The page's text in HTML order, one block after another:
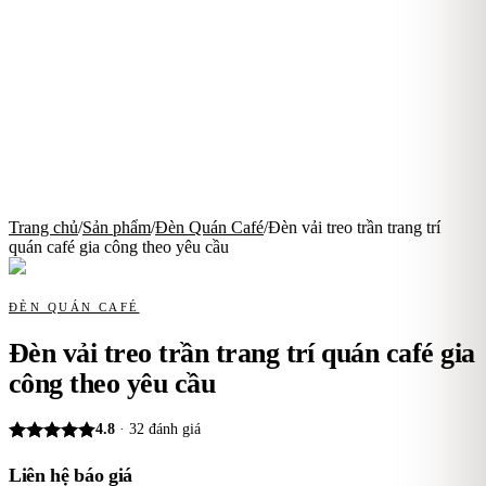
Trang chủ/Sản phẩm/Đèn Quán Café/Đèn vải treo trần trang trí
quán café gia công theo yêu cầu
ĐÈN QUÁN CAFÉ
Đèn vải treo trần trang trí quán café gia
công theo yêu cầu
4.8 · 32 đánh giá
Liên hệ báo giá